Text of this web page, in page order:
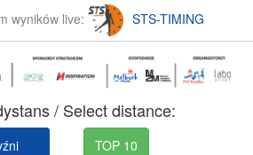
wyników live: STS-TIMING
/ Select distance:
TOP 10